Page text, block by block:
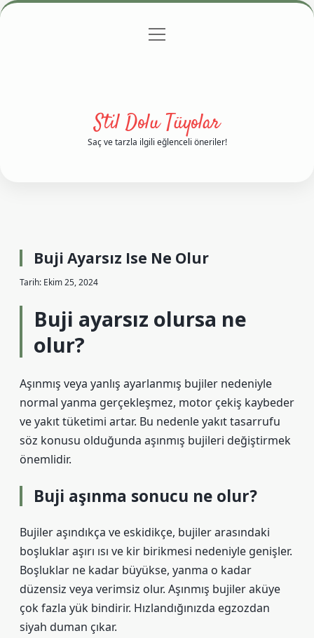
Gizlilik Politikası
menüyü
Stil Dolu Tüyolar
Saç ve tarzla ilgili eğlenceli öneriler!
Buji Ayarsız Ise Ne Olur
Tarih: Ekim 25, 2024
Buji ayarsız olursa ne
olur?
Aşınmış veya yanlış ayarlanmış bujiler nedeniyle
normal yanma gerçekleşmez, motor çekiş kaybeder
ve yakıt tüketimi artar. Bu nedenle yakıt tasarrufu
söz konusu olduğunda aşınmış bujileri değiştirmek
önemlidir.
Buji aşınma sonucu ne olur?
Bujiler aşındıkça ve eskidikçe, bujiler arasındaki
boşluklar aşırı ısı ve kir birikmesi nedeniyle genişler.
Boşluklar ne kadar büyükse, yanma o kadar
düzensiz veya verimsiz olur. Aşınmış bujiler aküye
çok fazla yük bindirir. Hızlandığınızda egzozdan
siyah duman çıkar.